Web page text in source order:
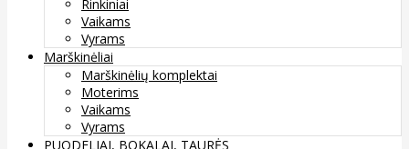
Rinkiniai
Vaikams
Vyrams
Marškinėliai
Marškinėlių komplektai
Moterims
Vaikams
Vyrams
PUODELIAI, BOKALAI, TAURĖS